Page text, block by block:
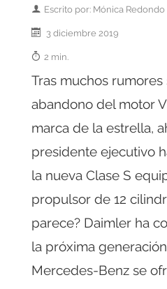
Escrito por: Mónica Redondo
3 diciembre 2019
2 min.
Tras muchos
abandono del motor
marca de la estrella,
presidente ejecutivo
la nueva Clase S
propulsor de 12
parece? Daimler ha
la próxima
Mercedes-Benz se